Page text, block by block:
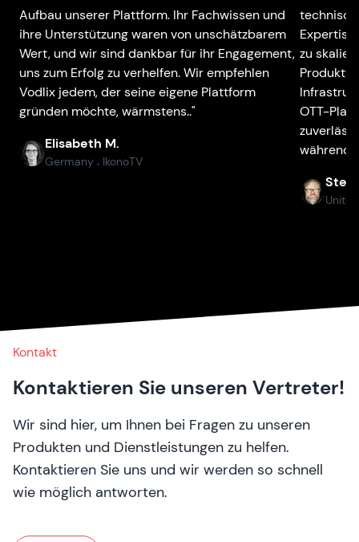
Aufbau unserer Plattform. Ihr Fachwissen und
ihre Unterstützung waren von unschätzbarem
Wert, und wir sind dankbar für ihr Engagement,
uns zum Erfolg zu verhelfen. Wir empfehlen
Vodlix jedem, der seine eigene Plattform
gründen möchte, wärmstens.."
Elisabeth M.
Germany ● IkonoTV
zu
OTT-
während
Kontakt
Kontaktieren Sie unseren Vertreter!
Wir sind hier, um Ihnen bei Fragen zu unseren
Produkten und Dienstleistungen zu helfen.
Kontaktieren Sie uns und wir werden so schnell
wie möglich antworten.